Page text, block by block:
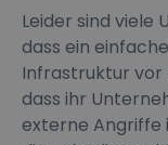
Leider sind viele
dass ein
Infrastruktur vor
dass ihr
externe Angriffe